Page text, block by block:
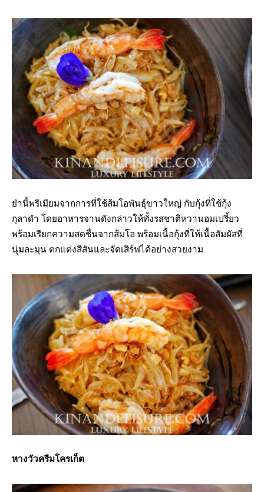
ยำนี้พรีเมียมจากการที่ใช้ส้มโอพันธุ์ขาวใหญ่ กับกุ้งที่ใช้กุ้ง
กุลาดำ โดยอาหารจานดังกล่าวให้ทั้งรสชาติหวานอมเปรี้ยว
พร้อมเรียกความสดชื่นจากส้มโอ พร้อมเนื้อกุ้งที่ให้เนื้อสัมผัสที่
นุ่มละมุน ตกแต่งสีสันและจัดเสิร์ฟได้อย่างสวยงาม
หางวัวครีมโครเก็ต